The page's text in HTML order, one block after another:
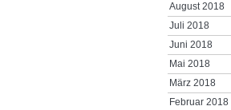
August 2018
Juli 2018
Juni 2018
Mai 2018
März 2018
Februar 2018